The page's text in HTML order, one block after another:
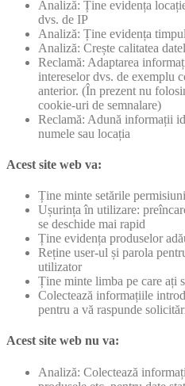
Analiză: Ține evidența
dvs. de IP
Analiză: Ține evidența
Analiză: Crește calitatea
Reclamă: Adaptarea
intereselor dvs. de exemplu
anterior. (În prezent nu
cookie-uri de semnalare)
Reclamă: Adună informații
numele sau locația
Acest site web va:
Ține minte setările
Ușurința în utilizare:
se deschide mai rapid
Ține evidența produselor
Reține user-ul și parola
utilizator
Ține minte limba pe care ați
Colectează informațiile
pentru a vă raspunde
Acest site web nu va:
Analiză: Colectează